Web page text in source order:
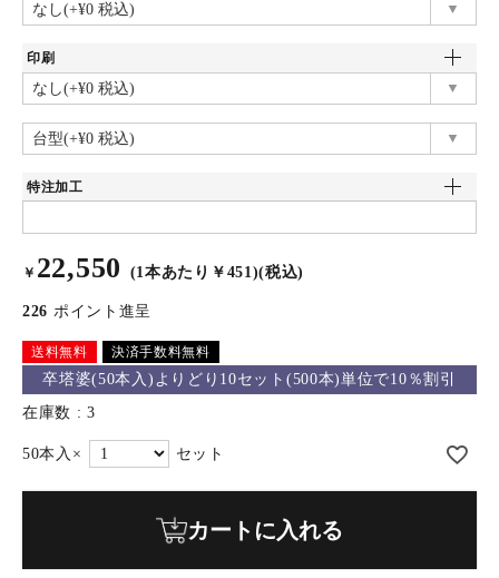
印刷
特注加工
￥ 22,550 (1本あたり￥451)(税込)
226 ポイント進呈
送料無料 決済手数料無料
卒塔婆(50本入)よりどり10セット(500本)単位で10％割引
在庫数
3
カートに入れる